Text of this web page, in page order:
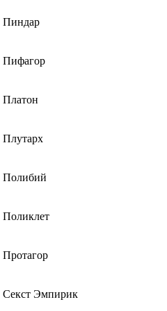
Пиндар
Пифагор
Платон
Плутарх
Полибий
Поликлет
Протагор
Секст Эмпирик